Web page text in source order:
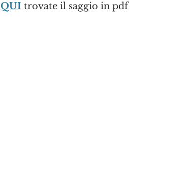
QUI trovate il saggio in pdf